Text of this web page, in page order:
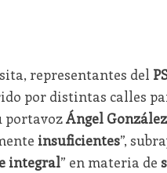
representantes del
por distintas calles
portavozÁngel González
insuficientes”,
integral” en materia de